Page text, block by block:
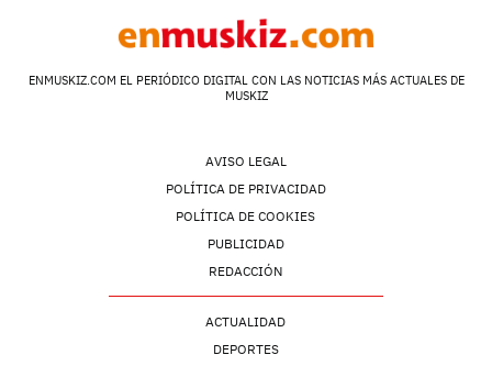
ENMUSKIZ.COM EL PERIÓDICO DIGITAL CON LAS NOTICIAS MÁS ACTUALES DE
MUSKIZ
AVISO LEGAL
POLÍTICA DE PRIVACIDAD
POLÍTICA DE COOKIES
PUBLICIDAD
REDACCIÓN
ACTUALIDAD
DEPORTES